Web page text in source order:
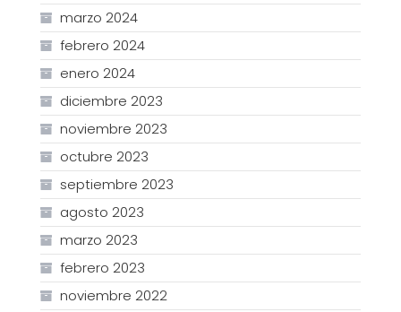
marzo 2024
febrero 2024
enero 2024
diciembre 2023
noviembre 2023
octubre 2023
septiembre 2023
agosto 2023
marzo 2023
febrero 2023
noviembre 2022